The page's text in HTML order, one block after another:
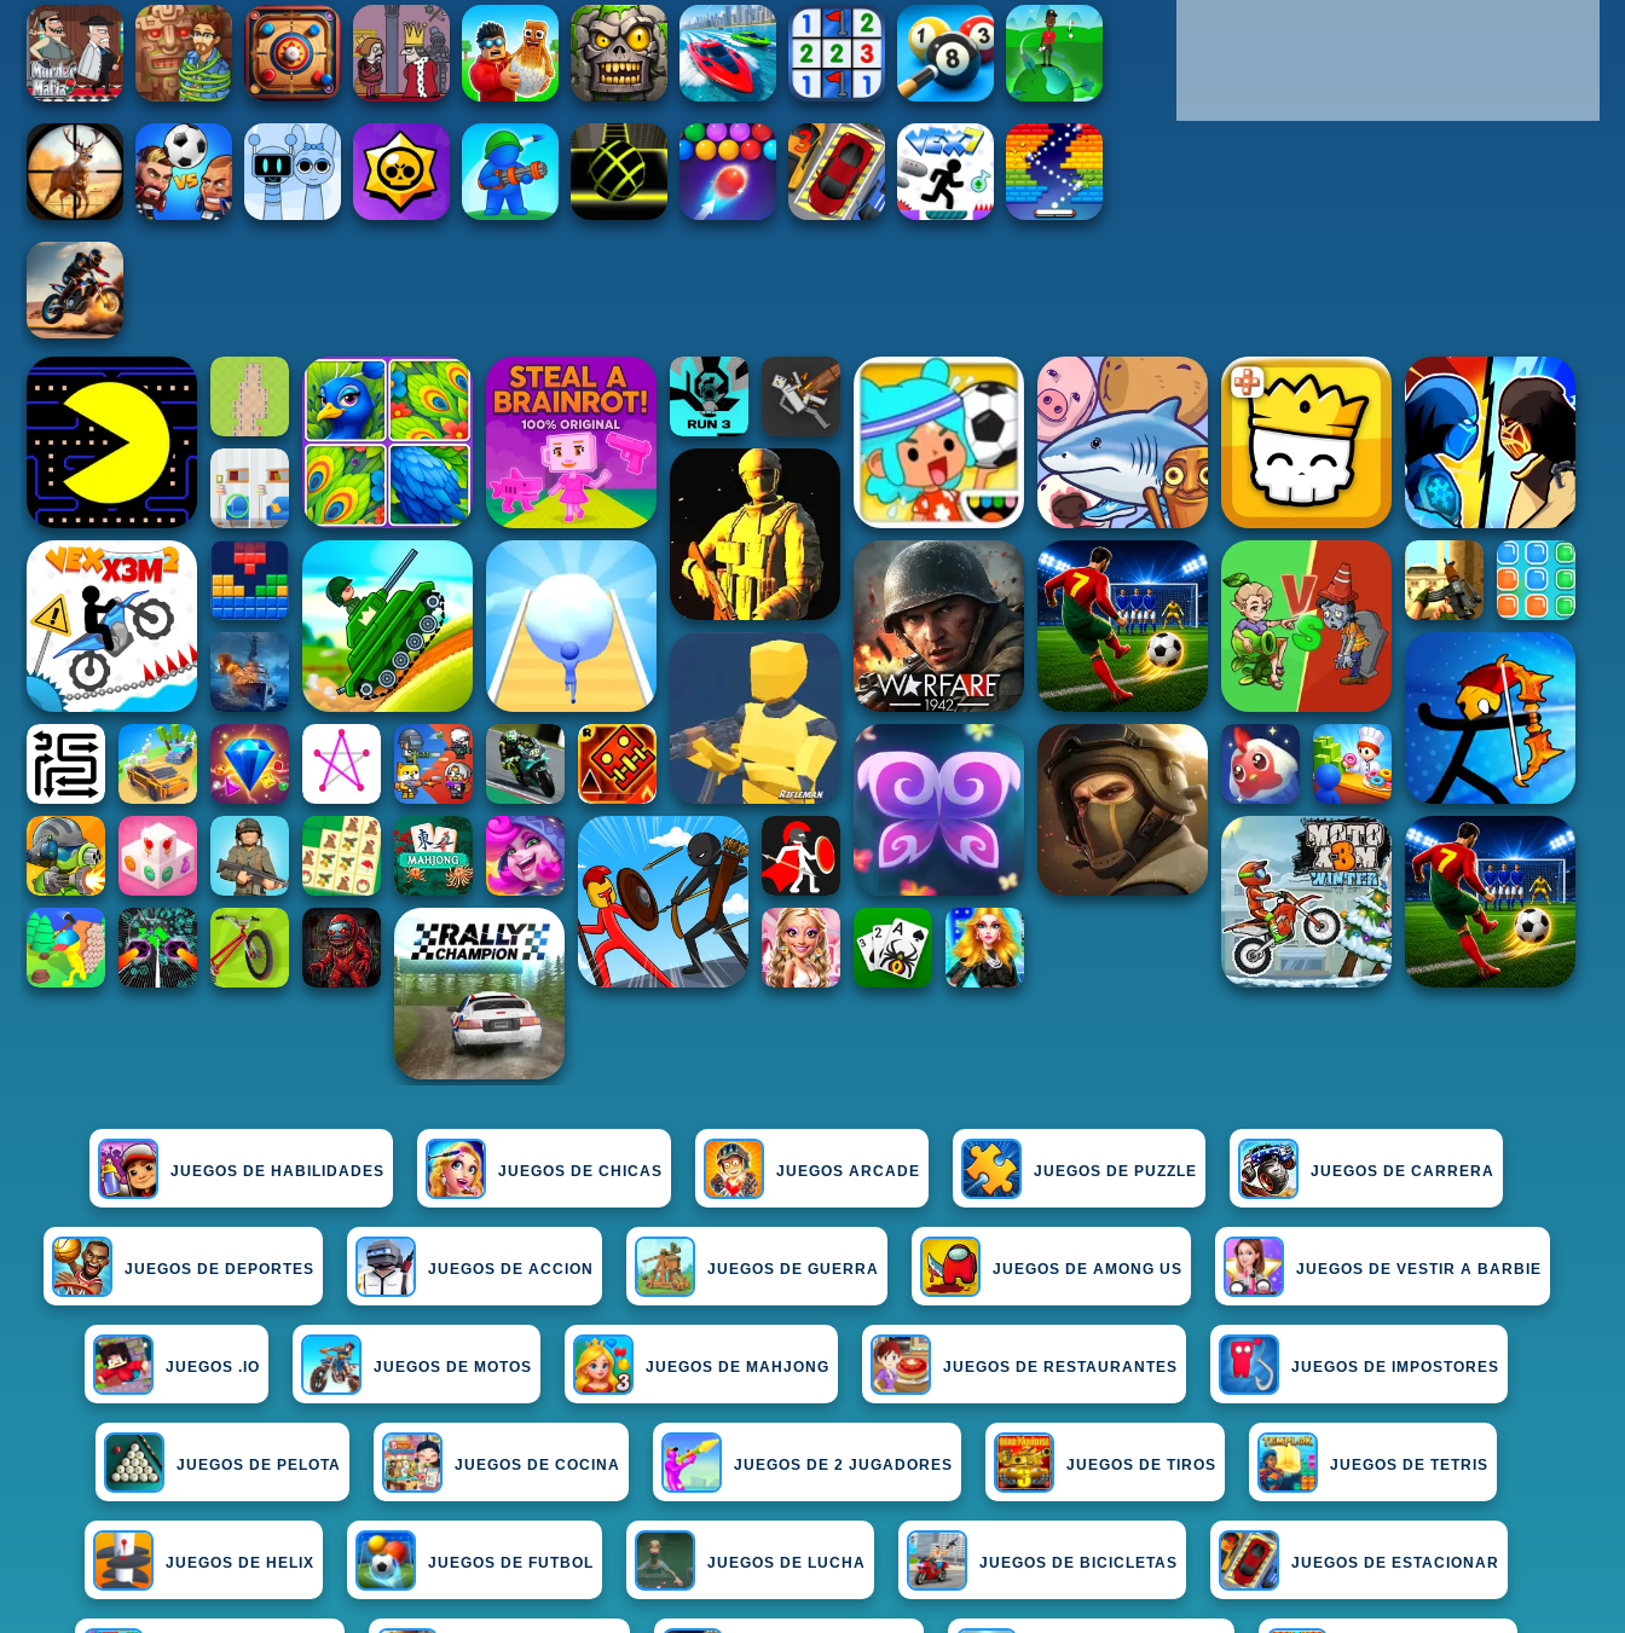
JUEGOS DE HABILIDADES JUEGOS DE CHICAS JUEGOS ARCADE JUEGOS DE PUZZLE JUEGOS DE CARRERA
JUEGOS DE DEPORTES JUEGOS DE ACCION JUEGOS DE GUERRA JUEGOS DE AMONG US JUEGOS DE VESTIR A BARBIE
JUEGOS .IO JUEGOS DE MOTOS JUEGOS DE MAHJONG JUEGOS DE RESTAURANTES JUEGOS DE IMPOSTORES
JUEGOS DE PELOTA JUEGOS DE COCINA JUEGOS DE 2 JUGADORES JUEGOS DE TIROS JUEGOS DE TETRIS
JUEGOS DE HELIX JUEGOS DE FUTBOL JUEGOS DE LUCHA JUEGOS DE BICICLETAS JUEGOS DE ESTACIONAR